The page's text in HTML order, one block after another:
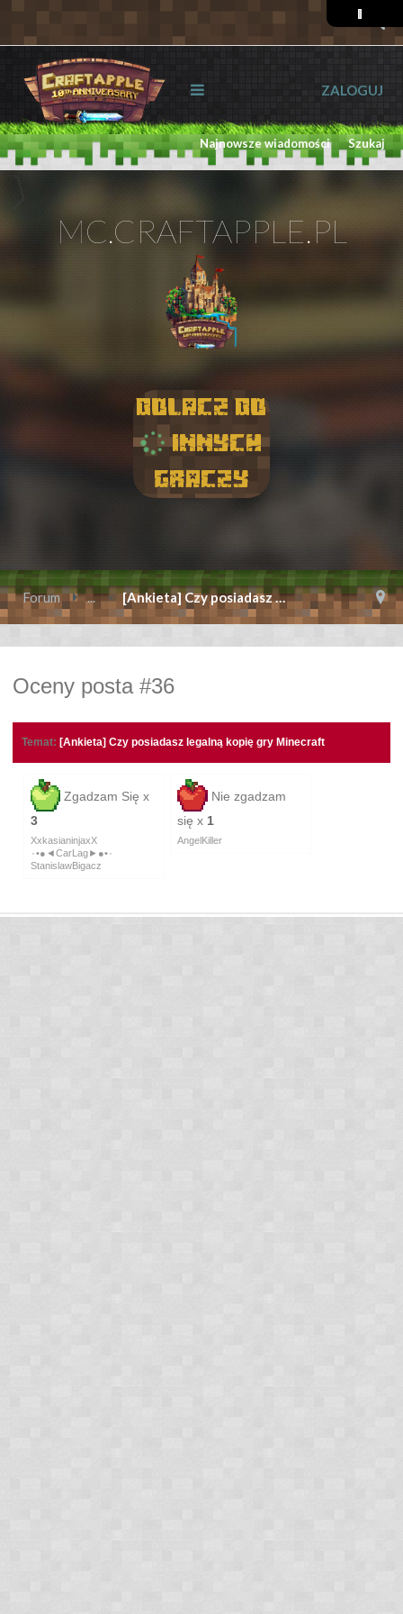
Szukaj
Najnowsze wiadomości
ZALOGUJ
MC.CRAFTAPPLE.PL
Dolacz do
innych
graczy
Forum ... [Ankieta] Czy posiadasz legalną kopię gry
Oceny posta #36
Temat: [Ankieta] Czy posiadasz legalną kopię gry Minecraft
Zgadzam Się x
3
XxkasianinjaxX
٠•●◄CarLag►●•٠
StanislawBigacz
Nie zgadzam
się x 1
AngelKiller